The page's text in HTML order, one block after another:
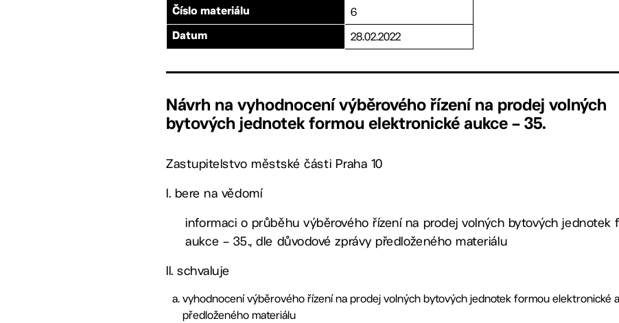
Číslo materiálu 6
Datum 28.02.2022
Návrh na vyhodnocení výběrového řízení na prodej volných
bytových jednotek formou elektronické aukce – 35.
Zastupitelstvo městské části Praha 10
I. bere na vědomí
informaci o průběhu výběrového řízení na prodej volných bytových jednotek
aukce – 35., dle důvodové zprávy předloženého materiálu
II. schvaluje
vyhodnocení výběrového řízení na prodej volných bytových jednotek formou elektronické
předloženého materiálu